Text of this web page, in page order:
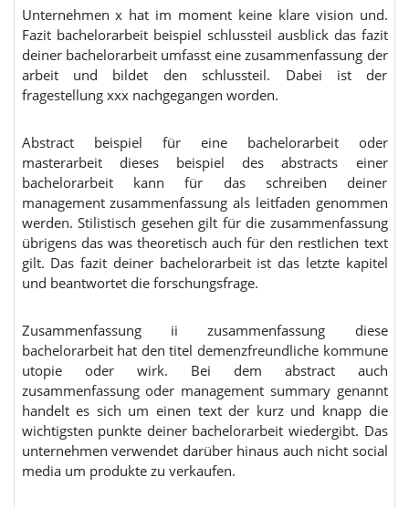
Unternehmen x hat im moment keine klare vision und.
Fazit bachelorarbeit beispiel schlussteil ausblick das fazit
deiner bachelorarbeit umfasst eine zusammenfassung der
arbeit und bildet den schlussteil. Dabei ist der
fragestellung xxx nachgegangen worden.
Abstract beispiel für eine bachelorarbeit oder
masterarbeit dieses beispiel des abstracts einer
bachelorarbeit kann für das schreiben deiner
management zusammenfassung als leitfaden genommen
werden. Stilistisch gesehen gilt für die zusammenfassung
übrigens das was theoretisch auch für den restlichen text
gilt. Das fazit deiner bachelorarbeit ist das letzte kapitel
und beantwortet die forschungsfrage.
Zusammenfassung ii zusammenfassung diese
bachelorarbeit hat den titel demenzfreundliche kommune
utopie oder wirk. Bei dem abstract auch
zusammenfassung oder management summary genannt
handelt es sich um einen text der kurz und knapp die
wichtigsten punkte deiner bachelorarbeit wiedergibt. Das
unternehmen verwendet darüber hinaus auch nicht social
media um produkte zu verkaufen.